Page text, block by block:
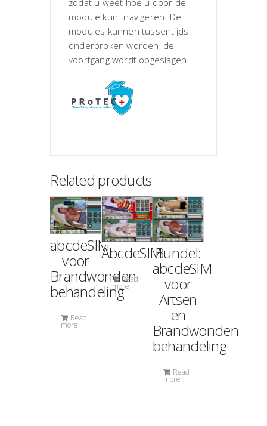
zodat u weet hoe u door de
module kunt navigeren. De
modules kunnen tussentijds
onderbroken worden, de
voortgang wordt opgeslagen.
Related products
abcdeSIM
voor
Brandwonden
behandeling
Read
more
AbcdeSIM
Read
more
Bundel:
abcdeSIM
voor
Artsen
en
Brandwonden
behandeling
Read
more